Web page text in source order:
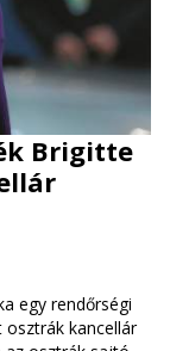
Brigitte
egy rendőrségi
kancellár